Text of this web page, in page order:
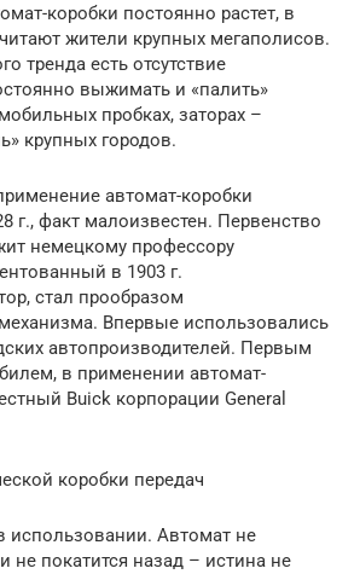
коробки постоянно растет, в
жители крупных мегаполисов.
тренда есть отсутствие
выжимать и «палить»
пробках, заторах –
крупных городов.
автомат-коробки
г., факт малоизвестен. Первенство
немецкому профессору
в 1903 г.
стал прообразом
Впервые использовались
автопроизводителей. Первым
в применении автомат-
Buick корпорации General
коробки передач
использовании. Автомат не
не покатится назад – истина не